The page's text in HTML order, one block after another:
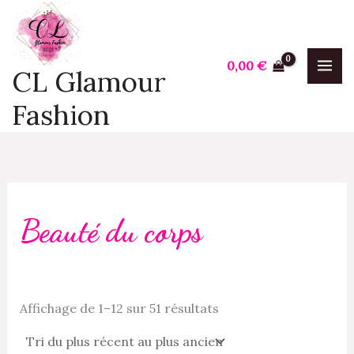
Aller
contenu
CL Glamour
Fashion
0,00€
Beauté du corps
Affichage de 1–12 sur 51 résultats
plus